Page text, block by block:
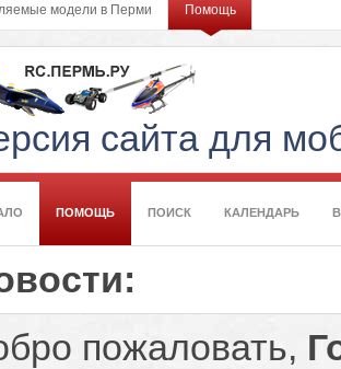
модели в Перми Помощь
сайта для
ПОМОЩЬ ПОИСК КАЛЕНДАРЬ
пожаловать,